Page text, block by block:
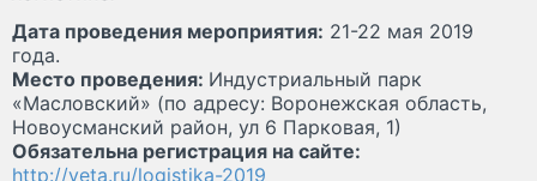
Дата проведения мероприятия: 21-22 мая 2019
года.
Место проведения: Индустриальный парк
«Масловский» (по адресу: Воронежская область,
Новоусманский район, ул 6 Парковая, 1)
Обязательна регистрация на сайте:
http://veta.ru/logistika-2019